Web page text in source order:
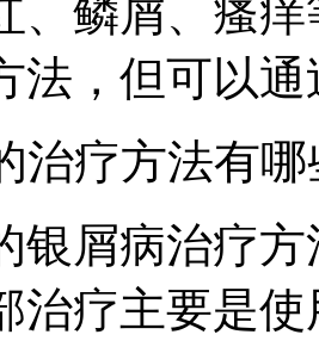
、鳞屑、瘙
法，但可以
治疗方法有
银屑病治疗
治疗主要是